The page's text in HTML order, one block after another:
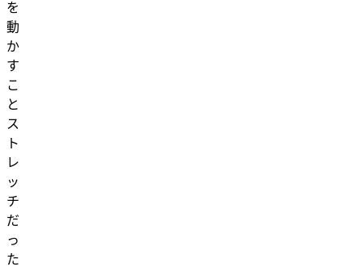
を
動
か
す
こ
と
ス
ト
レ
ッ
チ
だ
っ
た